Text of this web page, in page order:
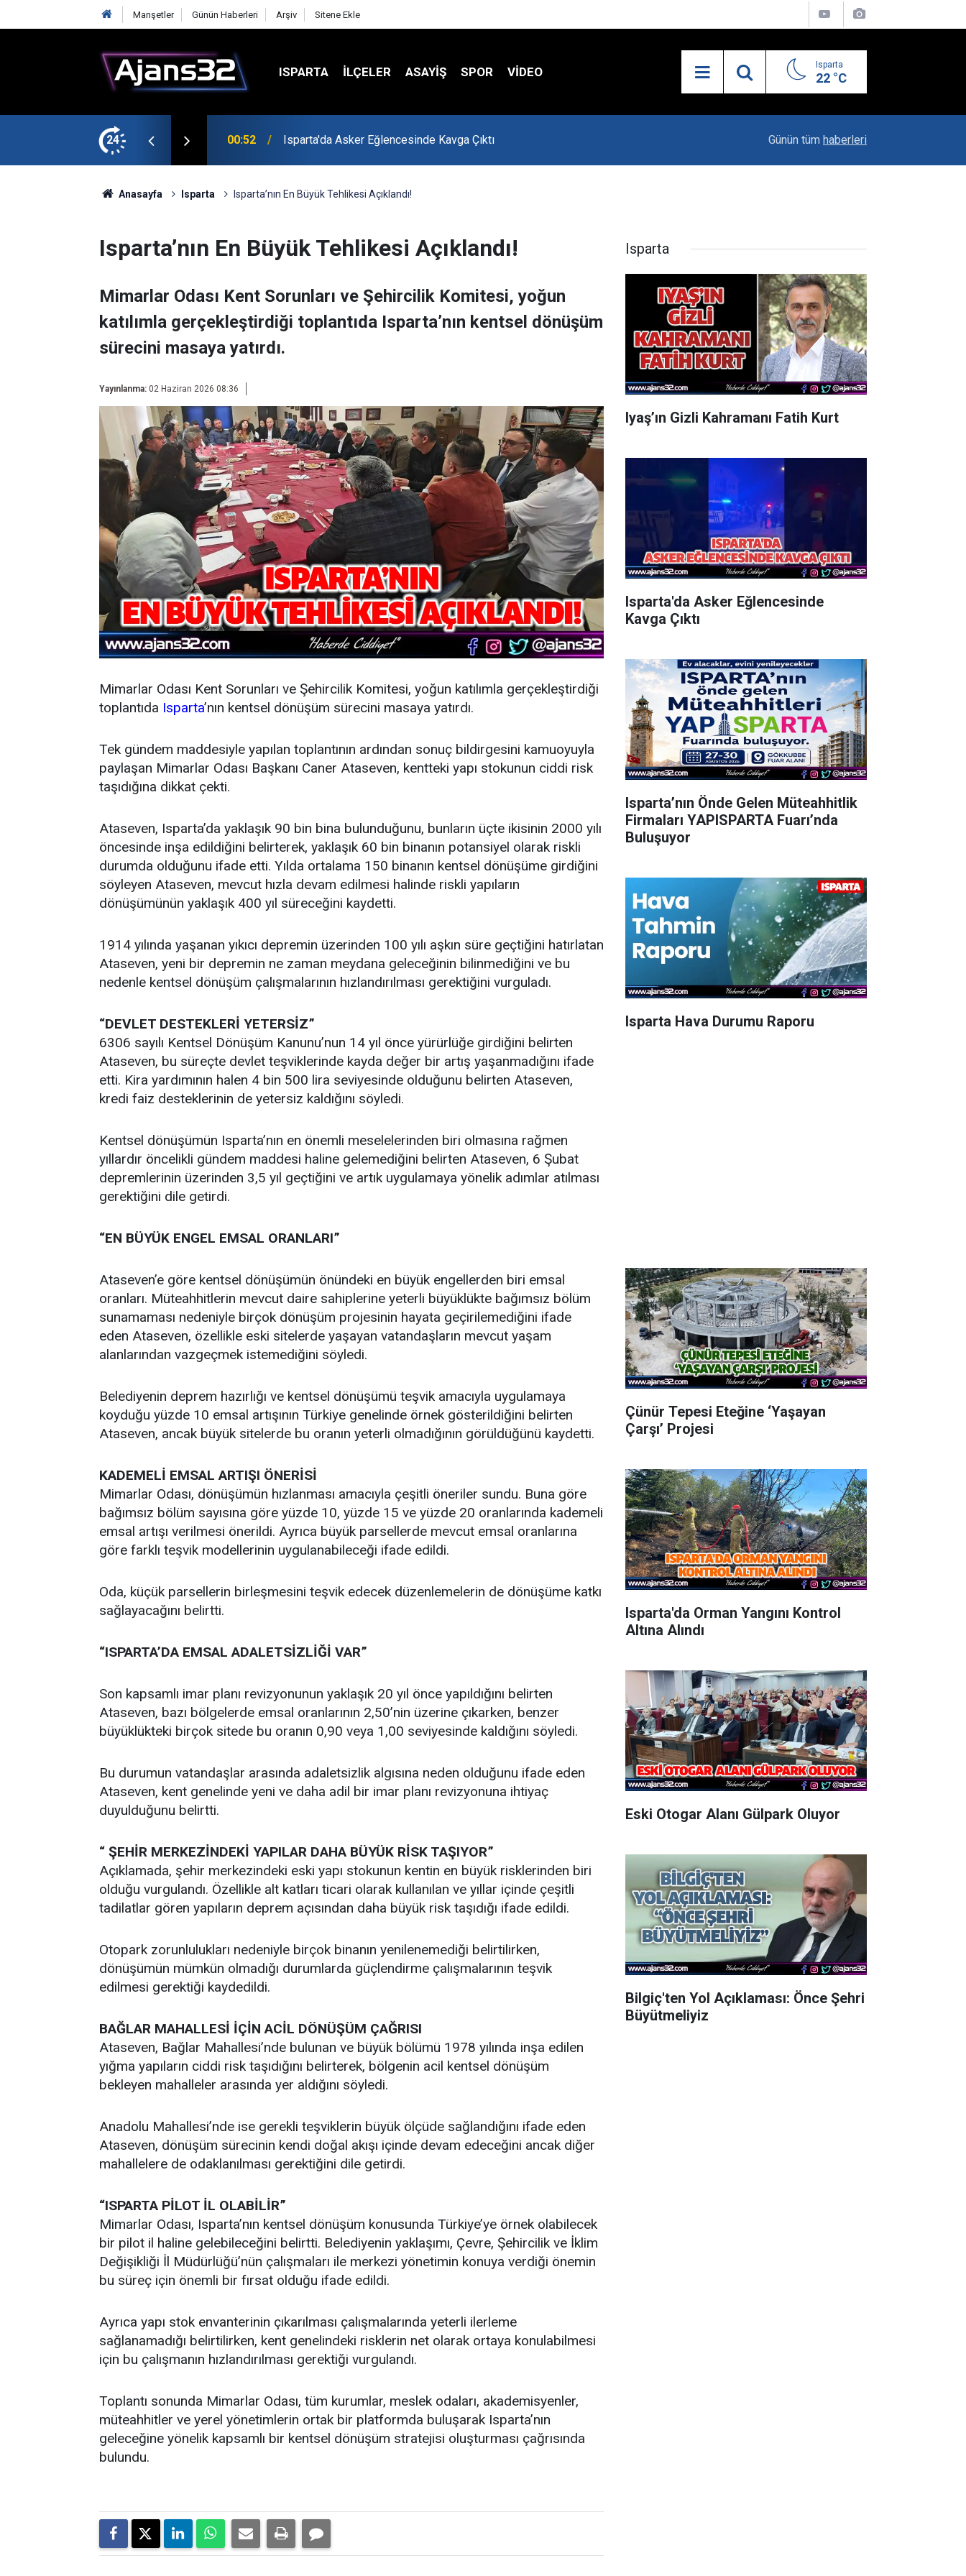
Manşetler Günün Haberleri Arşiv Sitene Ekle
ISPARTA İLÇELER ASAYİŞ SPOR VIDEO Isparta
22 °C
24 00:52 Isparta'da Asker Eğlencesinde Kavga Çıktı Uzaktan Hasta Değerlendirme Sistemi İle Yeni
Günün tüm haberleri
Anasayfa Isparta Isparta’nın En Büyük Tehlikesi Açıklandı!
Isparta’nın En Büyük Tehlikesi Açıklandı!
Mimarlar Odası Kent Sorunları ve Şehircilik Komitesi, yoğun
katılımla gerçekleştirdiği toplantıda Isparta’nın kentsel dönüşüm
sürecini masaya yatırdı.
Yayınlanma: 02 Haziran 2026 08:36
Mimarlar Odası Kent Sorunları ve Şehircilik Komitesi, yoğun katılımla gerçekleştirdiği
toplantıda Isparta’nın kentsel dönüşüm sürecini masaya yatırdı.
Tek gündem maddesiyle yapılan toplantının ardından sonuç bildirgesini kamuoyuyla
paylaşan Mimarlar Odası Başkanı Caner Ataseven, kentteki yapı stokunun ciddi risk
taşıdığına dikkat çekti.
Ataseven, Isparta’da yaklaşık 90 bin bina bulunduğunu, bunların üçte ikisinin 2000 yılı
öncesinde inşa edildiğini belirterek, yaklaşık 60 bin binanın potansiyel olarak riskli
durumda olduğunu ifade etti. Yılda ortalama 150 binanın kentsel dönüşüme girdiğini
söyleyen Ataseven, mevcut hızla devam edilmesi halinde riskli yapıların
dönüşümünün yaklaşık 400 yıl süreceğini kaydetti.
1914 yılında yaşanan yıkıcı depremin üzerinden 100 yılı aşkın süre geçtiğini hatırlatan
Ataseven, yeni bir depremin ne zaman meydana geleceğinin bilinmediğini ve bu
nedenle kentsel dönüşüm çalışmalarının hızlandırılması gerektiğini vurguladı.
“DEVLET DESTEKLERİ YETERSİZ”
6306 sayılı Kentsel Dönüşüm Kanunu’nun 14 yıl önce yürürlüğe girdiğini belirten
Ataseven, bu süreçte devlet teşviklerinde kayda değer bir artış yaşanmadığını ifade
etti. Kira yardımının halen 4 bin 500 lira seviyesinde olduğunu belirten Ataseven,
kredi faiz desteklerinin de yetersiz kaldığını söyledi.
Kentsel dönüşümün Isparta’nın en önemli meselelerinden biri olmasına rağmen
yıllardır öncelikli gündem maddesi haline gelemediğini belirten Ataseven, 6 Şubat
depremlerinin üzerinden 3,5 yıl geçtiğini ve artık uygulamaya yönelik adımlar atılması
gerektiğini dile getirdi.
“EN BÜYÜK ENGEL EMSAL ORANLARI”
Ataseven’e göre kentsel dönüşümün önündeki en büyük engellerden biri emsal
oranları. Müteahhitlerin mevcut daire sahiplerine yeterli büyüklükte bağımsız bölüm
sunamaması nedeniyle birçok dönüşüm projesinin hayata geçirilemediğini ifade
eden Ataseven, özellikle eski sitelerde yaşayan vatandaşların mevcut yaşam
alanlarından vazgeçmek istemediğini söyledi.
Belediyenin deprem hazırlığı ve kentsel dönüşümü teşvik amacıyla uygulamaya
koyduğu yüzde 10 emsal artışının Türkiye genelinde örnek gösterildiğini belirten
Ataseven, ancak büyük sitelerde bu oranın yeterli olmadığının görüldüğünü kaydetti.
KADEMELİ EMSAL ARTIŞI ÖNERİSİ
Mimarlar Odası, dönüşümün hızlanması amacıyla çeşitli öneriler sundu. Buna göre
bağımsız bölüm sayısına göre yüzde 10, yüzde 15 ve yüzde 20 oranlarında kademeli
emsal artışı verilmesi önerildi. Ayrıca büyük parsellerde mevcut emsal oranlarına
göre farklı teşvik modellerinin uygulanabileceği ifade edildi.
Oda, küçük parsellerin birleşmesini teşvik edecek düzenlemelerin de dönüşüme katkı
sağlayacağını belirtti.
“ISPARTA’DA EMSAL ADALETSİZLİĞİ VAR”
Son kapsamlı imar planı revizyonunun yaklaşık 20 yıl önce yapıldığını belirten
Ataseven, bazı bölgelerde emsal oranlarının 2,50’nin üzerine çıkarken, benzer
büyüklükteki birçok sitede bu oranın 0,90 veya 1,00 seviyesinde kaldığını söyledi.
Bu durumun vatandaşlar arasında adaletsizlik algısına neden olduğunu ifade eden
Ataseven, kent genelinde yeni ve daha adil bir imar planı revizyonuna ihtiyaç
duyulduğunu belirtti.
“ ŞEHİR MERKEZİNDEKİ YAPILAR DAHA BÜYÜK RİSK TAŞIYOR”
Açıklamada, şehir merkezindeki eski yapı stokunun kentin en büyük risklerinden biri
olduğu vurgulandı. Özellikle alt katları ticari olarak kullanılan ve yıllar içinde çeşitli
tadilatlar gören yapıların deprem açısından daha büyük risk taşıdığı ifade edildi.
Otopark zorunlulukları nedeniyle birçok binanın yenilenemediği belirtilirken,
dönüşümün mümkün olmadığı durumlarda güçlendirme çalışmalarının teşvik
edilmesi gerektiği kaydedildi.
BAĞLAR MAHALLESİ İÇİN ACİL DÖNÜŞÜM ÇAĞRISI
Ataseven, Bağlar Mahallesi’nde bulunan ve büyük bölümü 1978 yılında inşa edilen
yığma yapıların ciddi risk taşıdığını belirterek, bölgenin acil kentsel dönüşüm
bekleyen mahalleler arasında yer aldığını söyledi.
Anadolu Mahallesi’nde ise gerekli teşviklerin büyük ölçüde sağlandığını ifade eden
Ataseven, dönüşüm sürecinin kendi doğal akışı içinde devam edeceğini ancak diğer
mahallelere de odaklanılması gerektiğini dile getirdi.
“ISPARTA PİLOT İL OLABİLİR”
Mimarlar Odası, Isparta’nın kentsel dönüşüm konusunda Türkiye’ye örnek olabilecek
bir pilot il haline gelebileceğini belirtti. Belediyenin yaklaşımı, Çevre, Şehircilik ve İklim
Değişikliği İl Müdürlüğü’nün çalışmaları ile merkezi yönetimin konuya verdiği önemin
bu süreç için önemli bir fırsat olduğu ifade edildi.
Ayrıca yapı stok envanterinin çıkarılması çalışmalarında yeterli ilerleme
sağlanamadığı belirtilirken, kent genelindeki risklerin net olarak ortaya konulabilmesi
için bu çalışmanın hızlandırılması gerektiği vurgulandı.
Toplantı sonunda Mimarlar Odası, tüm kurumlar, meslek odaları, akademisyenler,
müteahhitler ve yerel yönetimlerin ortak bir platformda buluşarak Isparta’nın
geleceğine yönelik kapsamlı bir kentsel dönüşüm stratejisi oluşturması çağrısında
bulundu.
Isparta
Iyaş’ın Gizli Kahramanı Fatih Kurt
Isparta'da Asker Eğlencesinde
Kavga Çıktı
Isparta’nın Önde Gelen Müteahhitlik
Firmaları YAPISPARTA Fuarı’nda
Buluşuyor
Isparta Hava Durumu Raporu
Çünür Tepesi Eteğine ‘Yaşayan
Çarşı’ Projesi
Isparta'da Orman Yangını Kontrol
Altına Alındı
Eski Otogar Alanı Gülpark Oluyor
Bilgiç'ten Yol Açıklaması: Önce Şehri
Büyütmeliyiz